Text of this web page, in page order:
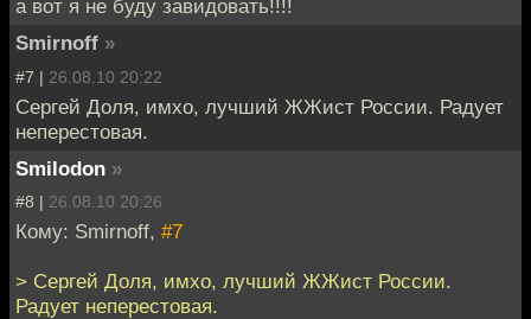
а вот я не буду завидовать!!!!
Smirnoff »
#7 | 26.08.10 20:22
Сергей Доля, имхо, лучший ЖЖист России. Радует
неперестовая.
Smilodon »
#8 | 26.08.10 20:26
Кому: Smirnoff, #7
> Сергей Доля, имхо, лучший ЖЖист России.
Радует неперестовая.